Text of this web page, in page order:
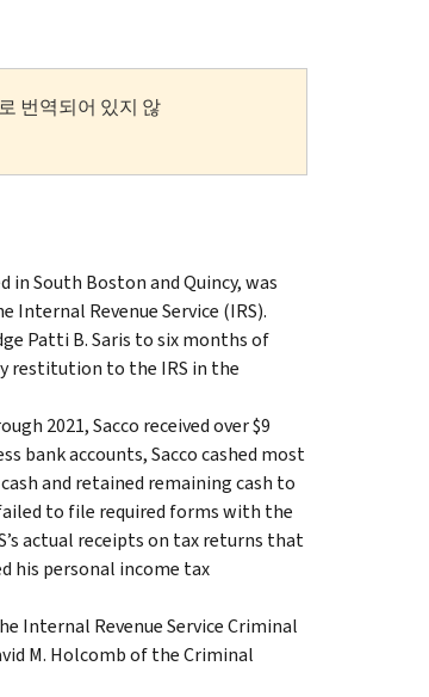
번역되어 있지 않
in South Boston and Quincy, was
Revenue Service (IRS).
Patti B. Saris to six months of
restitution to the IRS in the
2021, Sacco received over $9
bank accounts, Sacco cashed most
and retained remaining cash to
to file required forms with the
actual receipts on tax returns that
his personal income tax
Internal Revenue Service Criminal
M. Holcomb of the Criminal